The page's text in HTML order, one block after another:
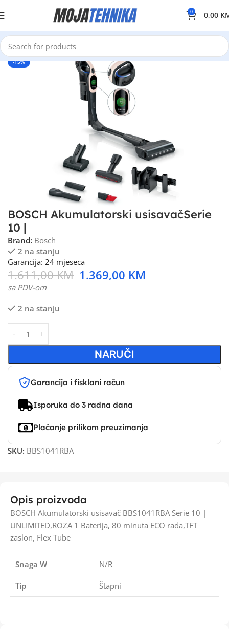
0 0,00
-15%
BOSCH Akumulatorski usisavačSerie
10 |
Brand: Bosch
2 na stanju
Garancija: 24 mjeseca
1.611,00KM 1.369,00 KM
sa PDV-om
2 na stanju
NARUČI
Garancija i fisklani račun
Isporuka do 3 radna dana
Plaćanje prilikom preuzimanja
SKU: BBS1041RBA
Opis proizvoda
BOSCH Akumulatorski usisavač BBS1041RBA Serie 10 |
UNLIMITED,ROZA 1 Baterija, 80 minuta ECO rada,TFT
zaslon, Flex Tube
Snaga W N/R
Tip Štapni